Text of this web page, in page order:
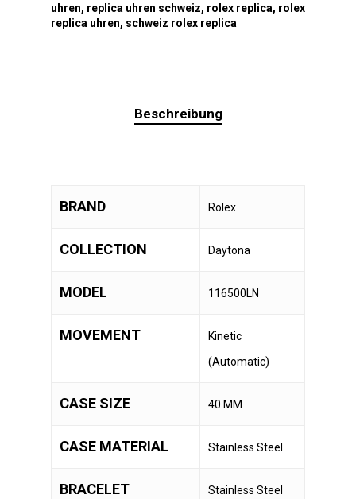
uhren, replica uhren schweiz, rolex replica, rolex
replica uhren, schweiz rolex replica
Beschreibung
BRAND Rolex
COLLECTION Daytona
MODEL 116500LN
MOVEMENT
Kinetic
(Automatic)
CASE SIZE 40 MM
CASE MATERIAL Stainless Steel
BRACELET Stainless Steel